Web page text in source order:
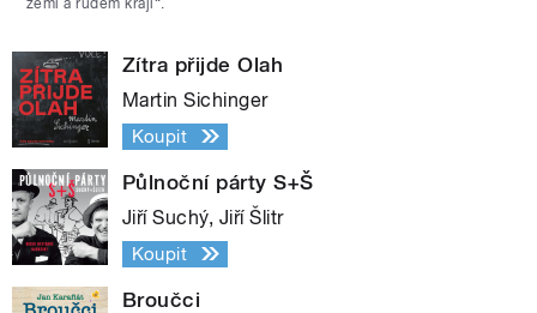
Zítra přijde Olah
Martin Sichinger
Koupit
Půlnoční párty S+Š
Jiří Suchý, Jiří Šlitr
Koupit
Broučci